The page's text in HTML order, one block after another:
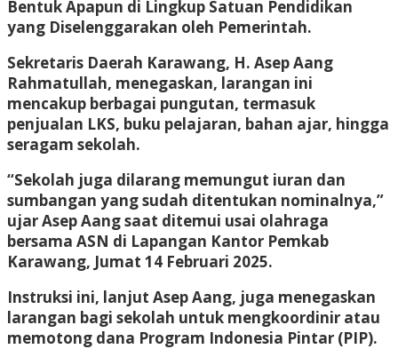
Bentuk Apapun di Lingkup Satuan Pendidikan
yang Diselenggarakan oleh Pemerintah.
Sekretaris Daerah Karawang, H. Asep Aang
Rahmatullah, menegaskan, larangan ini
mencakup berbagai pungutan, termasuk
penjualan LKS, buku pelajaran, bahan ajar, hingga
seragam sekolah.
“Sekolah juga dilarang memungut iuran dan
sumbangan yang sudah ditentukan nominalnya,”
ujar Asep Aang saat ditemui usai olahraga
bersama ASN di Lapangan Kantor Pemkab
Karawang, Jumat 14 Februari 2025.
Instruksi ini, lanjut Asep Aang, juga menegaskan
larangan bagi sekolah untuk mengkoordinir atau
memotong dana Program Indonesia Pintar (PIP).